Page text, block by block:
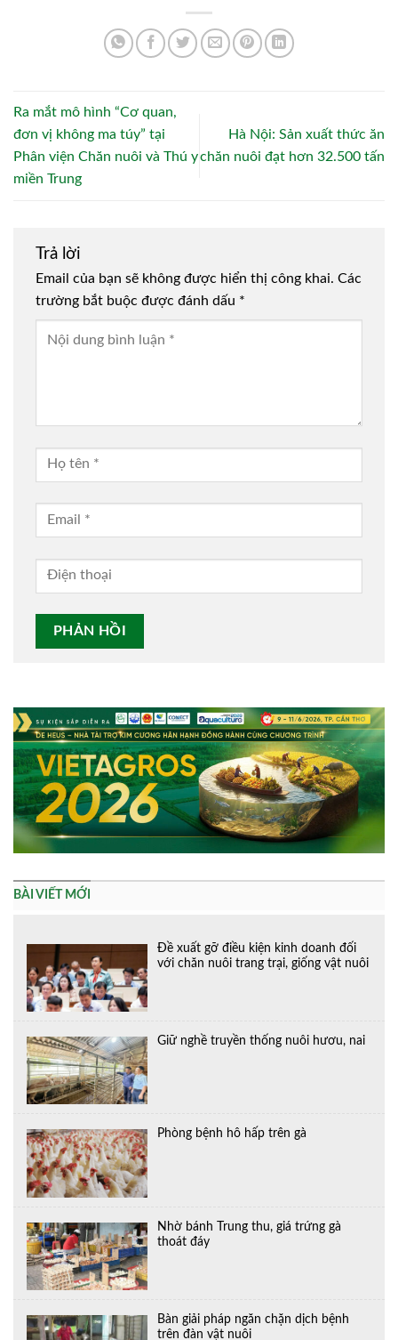
Ra mắt mô hình “Cơ quan,
đơn vị không ma túy” tại
Phân viện Chăn nuôi và Thú y
miền Trung
Hà Nội: Sản xuất thức ăn
chăn nuôi đạt hơn 32.500 tấn
Trả lời
Email của bạn sẽ không được hiển thị công khai. Các
trường bắt buộc được đánh dấu *
BÀI VIẾT MỚI
Đề xuất gỡ điều kiện kinh doanh đối
với chăn nuôi trang trại, giống vật nuôi
Giữ nghề truyền thống nuôi hươu, nai
Phòng bệnh hô hấp trên gà
Nhờ bánh Trung thu, giá trứng gà
thoát đáy
Bàn giải pháp ngăn chặn dịch bệnh
trên đàn vật nuôi